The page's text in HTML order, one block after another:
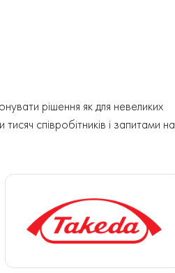
рішення як для невеликих
співробітників і запитами на